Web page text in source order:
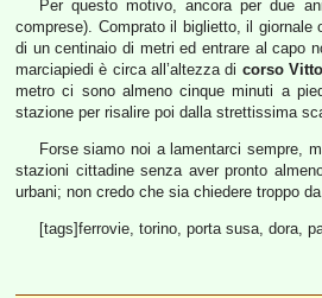
Per questo motivo, ancora per due
comprese). Comprato il biglietto, il
di un centinaio di metri ed entrare al capo
marciapiedi è circa all’altezza di corso
metro ci sono almeno cinque minuti a
stazione per risalire poi dalla strettissima
Forse siamo noi a lamentarci sempre,
stazioni cittadine senza aver pronto
urbani; non credo che sia chiedere troppo
[tags]ferrovie, torino, porta susa, dora,